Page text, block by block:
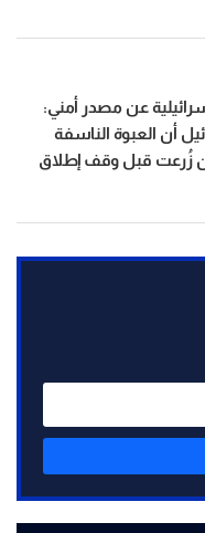
عن مصدر أمني:
أن العبوة الناسفة
زُرعت قبل وقف إطلاق